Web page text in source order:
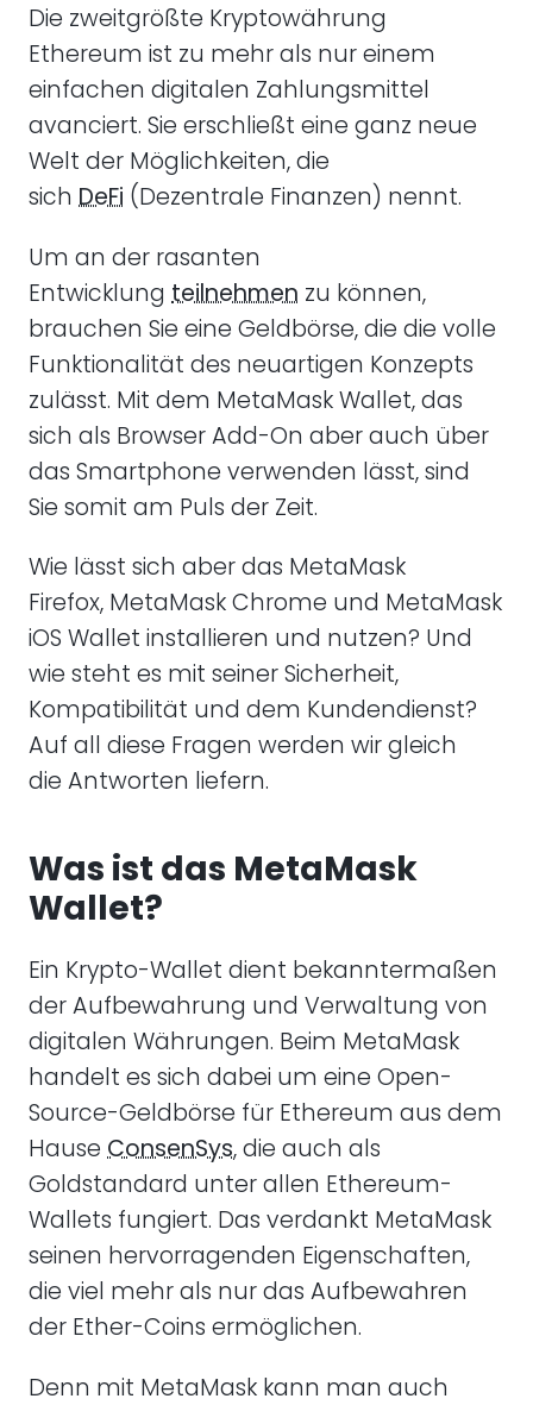
Die zweitgrößte Kryptowährung
Ethereum ist zu mehr als nur einem
einfachen digitalen Zahlungsmittel
avanciert. Sie erschließt eine ganz neue
Welt der Möglichkeiten, die
sich DeFi (Dezentrale Finanzen) nennt.
Um an der rasanten
Entwicklung teilnehmen zu können,
brauchen Sie eine Geldbörse, die die volle
Funktionalität des neuartigen Konzepts
zulässt. Mit dem MetaMask Wallet, das
sich als Browser Add-On aber auch über
das Smartphone verwenden lässt, sind
Sie somit am Puls der Zeit.
Wie lässt sich aber das MetaMask
Firefox, MetaMask Chrome und MetaMask
iOS Wallet installieren und nutzen? Und
wie steht es mit seiner Sicherheit,
Kompatibilität und dem Kundendienst?
Auf all diese Fragen werden wir gleich
die Antworten liefern.
Was ist das MetaMask
Wallet?
Ein Krypto-Wallet dient bekanntermaßen
der Aufbewahrung und Verwaltung von
digitalen Währungen. Beim MetaMask
handelt es sich dabei um eine Open-
Source-Geldbörse für Ethereum aus dem
Hause ConsenSys, die auch als
Goldstandard unter allen Ethereum-
Wallets fungiert. Das verdankt MetaMask
seinen hervorragenden Eigenschaften,
die viel mehr als nur das Aufbewahren
der Ether-Coins ermöglichen.
Denn mit MetaMask kann man auch